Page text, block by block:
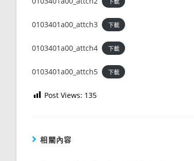
0103401a00_attch3 下載
0103401a00_attch4 下載
0103401a00_attch5 下載
Post Views: 135
相關內容